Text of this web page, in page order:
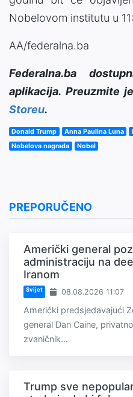
Nobelovom institutu u
AA/federalna.ba
Federalna.ba
aplikacija. Preuzmite
Storeu.
Donald Trump Anna Paulina Luna
Nobelova nagrada
Nobel
PREPORUČENO
Američki general
administraciju na
Iranom
Svijet 08.08.2026 11:07
Američki predsjedavajući
general Dan Caine,
zvaničnik...
Trump sve